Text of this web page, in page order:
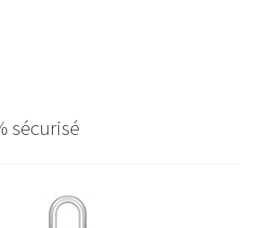
sécurisé